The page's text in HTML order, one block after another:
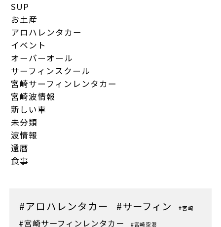
SUP
お土産
アロハレンタカー
イベント
オーバーオール
サーフィンスクール
宮崎サーフィンレンタカー
宮崎波情報
新しい車
未分類
波情報
還暦
食事
#アロハレンタカー #サーフィン #宮崎
#宮崎サーフィンレンタカー #宮崎空港